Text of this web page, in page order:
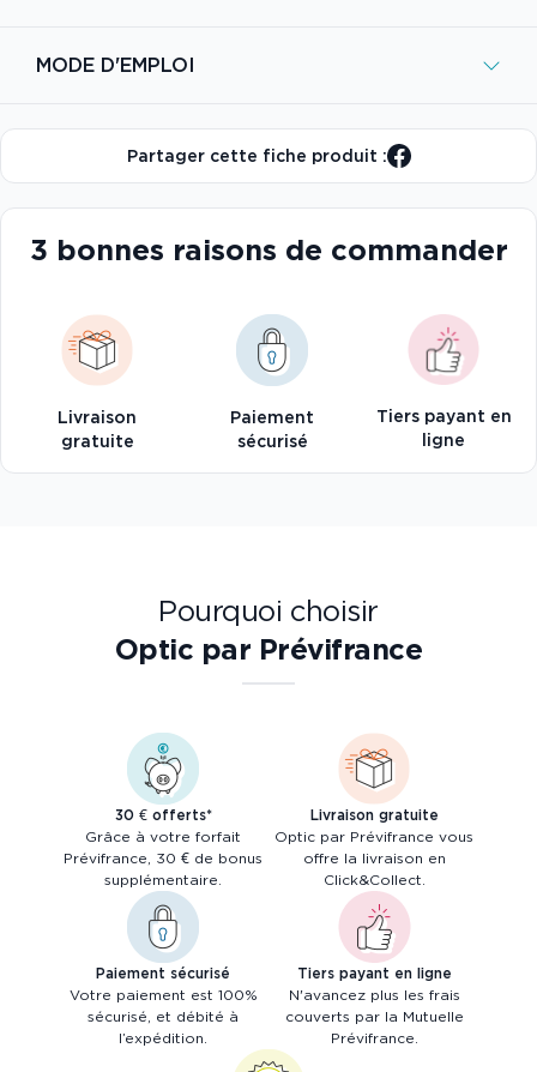
MODE D'EMPLOI
Partager cette fiche produit :
3 bonnes raisons de commander
Livraison
gratuite
Paiement
sécurisé
Tiers payant en
ligne
Pourquoi choisir
Optic par Prévifrance
30 € offerts*
Grâce à votre forfait
Prévifrance, 30 € de bonus
supplémentaire.
Livraison gratuite
Optic par Prévifrance vous
offre la livraison en
Click&Collect.
Paiement sécurisé
Votre paiement est 100%
sécurisé, et débité à
l’expédition.
Tiers payant en ligne
N'avancez plus les frais
couverts par la Mutuelle
Prévifrance.